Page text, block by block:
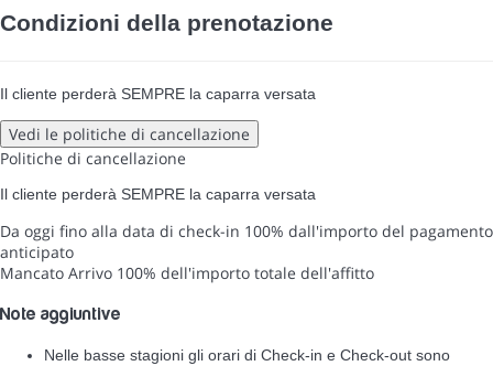
Condizioni della prenotazione
Il cliente perderà SEMPRE la caparra versata
Vedi le politiche di cancellazione
Politiche di cancellazione
Il cliente perderà SEMPRE la caparra versata
Da oggi fino alla data di check-in 100% dall'importo del pagamento
anticipato
Mancato Arrivo 100% dell'importo totale dell'affitto
Note aggiuntive
Nelle basse stagioni gli orari di Check-in e Check-out sono